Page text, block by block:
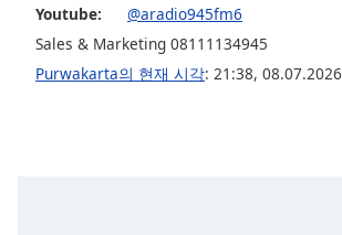
Youtube:
@aradio945fm6
Sales & Marketing 08111134945
Purwakarta의 현재 시각: 21:38, 08.07.2026